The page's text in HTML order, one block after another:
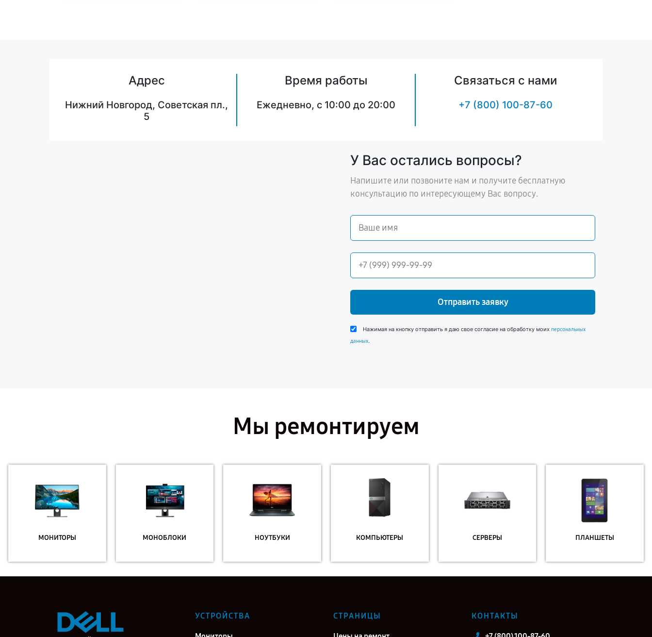
Адрес
Нижний Новгород, Советская пл.,
5
Время работы
Ежедневно, с 10:00 до 20:00
Связаться с нами
+7 (800) 100-87-60
У Вас остались вопросы?
Напишите или позвоните нам и получите бесплатную
консультацию по интересующему Вас вопросу.
Отправить заявку
Нажимая на кнопку отправить я даю свое согласие на обработку моих персональных
данных.
Мы ремонтируем
МОНИТОРЫ МОНОБЛОКИ НОУТБУКИ КОМПЬЮТЕРЫ СЕРВЕРЫ ПЛАНШЕТЫ
УСТРОЙСТВА СТРАНИЦЫ КОНТАКТЫ